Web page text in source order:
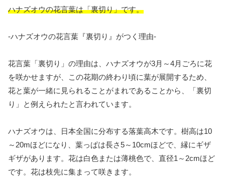
ハナズオウの花言葉は「裏切り」です。
-ハナズオウの花言葉『裏切り』がつく理由-
花言葉「裏切り」の理由は、ハナズオウが3月～4月ごろに花
を咲かせますが、この花期の終わり頃に葉が展開するため、
花と葉が一緒に見られることがまれであることから、「裏切
り」と例えられたと言われています。
ハナズオウは、日本全国に分布する落葉高木です。樹高は10
～20mほどになり、葉っぱは長さ5～10cmほどで、縁にギザ
ギザがあります。花は白色または薄桃色で、直径1～2cmほど
です。花は枝先に集まって咲きます。